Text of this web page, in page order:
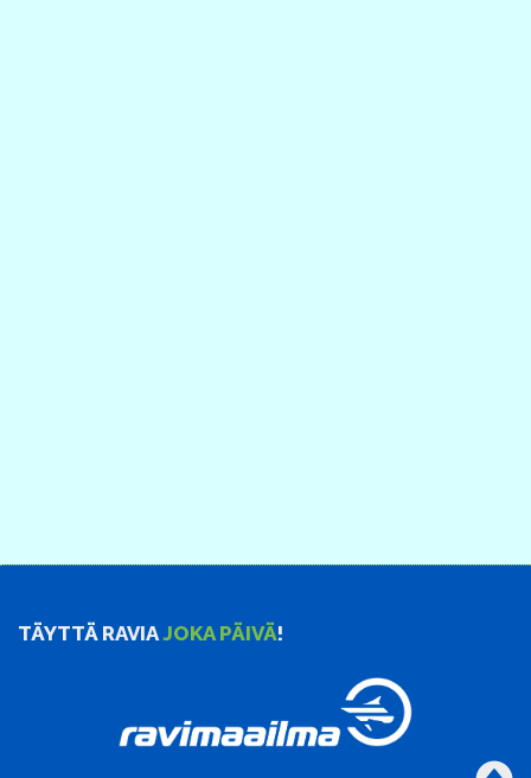
TÄYTTÄ RAVIAJOKA PÄIVÄ!